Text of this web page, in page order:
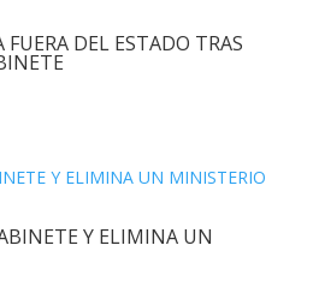
DEL ESTADO TRAS
Y ELIMINA UN